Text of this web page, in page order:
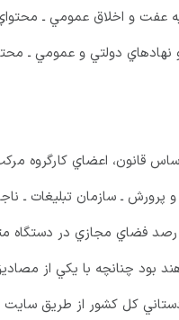
عفت و اخلاق عمومي ـ
دولتي و عمومي ـ
قانون، اعضاي كارگروه مركب
پرورش ـ سازمان تبليغات ـ
رصد فضاي مجازي در دستگاه
بود چنانچه با يكي از